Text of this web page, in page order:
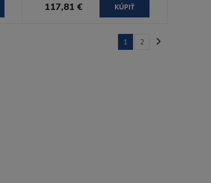
117,81 € KÚPIŤ
1 2